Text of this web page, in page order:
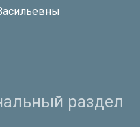
раздел